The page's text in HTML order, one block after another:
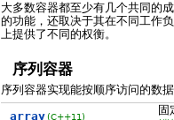
大多数容器都至少有几个共同的
的功能，还取决于其在不同工作
上提供了不同的权衡。
序列容器
序列容器实现能按顺序访问的数据
array (C++11) 固